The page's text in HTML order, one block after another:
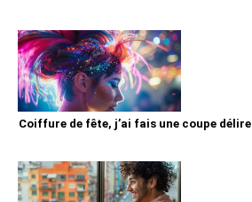
Coiffure de fête, j’ai fais une coupe délire